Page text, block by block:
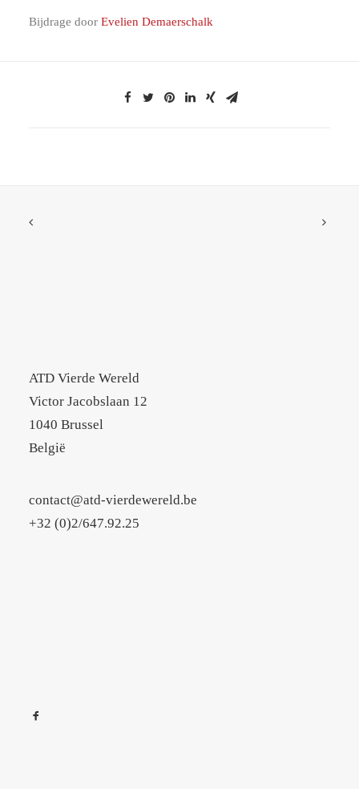
Bijdrage door Evelien Demaerschalk
ATD Vierde Wereld
Victor Jacobslaan 12
1040 Brussel
België
contact@atd-vierdewereld.be
+32 (0)2/647.92.25